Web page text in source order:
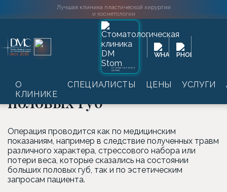
Лучшая клиника пластической хирургии
и косметологии
SINCE 2016
СТОМАТОЛОГИЯ
DAMAS
О
КЛИНИКЕ
СПЕЦИАЛИСТЫ ЦЕНЫ УСЛУГИ
Главная → Интимная пластика →Женская
Пластика больших половых губ
Пластика больших
половых губ
Операция проводится как по медицинским
показаниям, например в следствие полученных травм
различного характера, стрессового набора или
потери веса, которые сказались на состоянии
больших половых губ, так и по эстетическим
запросам пациента.